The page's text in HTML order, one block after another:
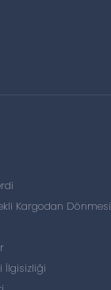
Kargodan Dönmesi
İlgisizliği